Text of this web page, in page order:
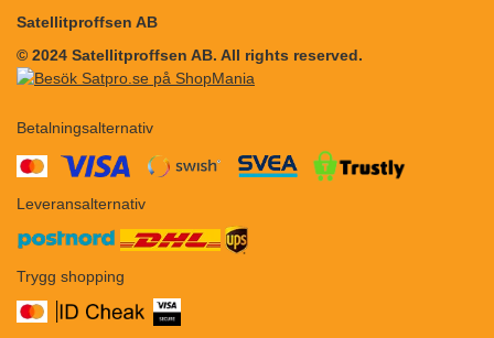
Satellitproffsen AB
© 2024 Satellitproffsen AB. All rights reserved.
Betalningsalternativ
Leveransalternativ
Trygg shopping